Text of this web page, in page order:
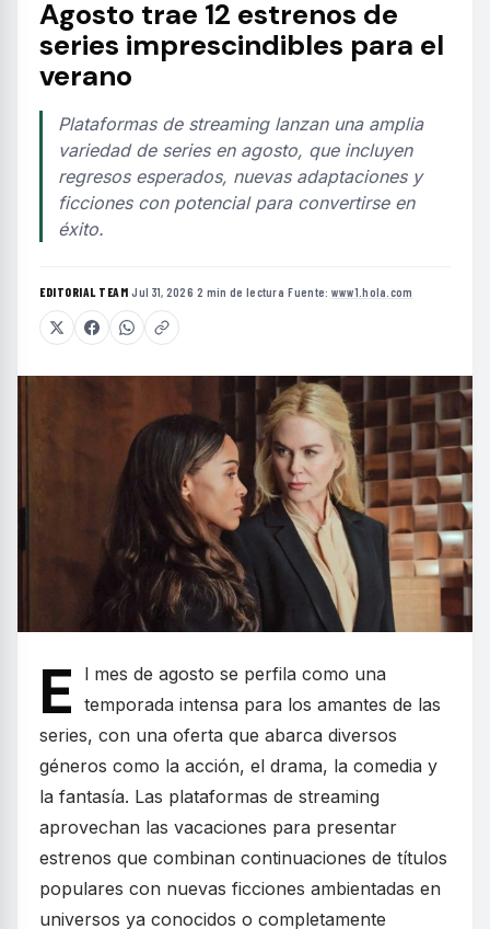
Agosto trae 12 estrenos de
series imprescindibles para el
verano
Plataformas de streaming lanzan una amplia
variedad de series en agosto, que incluyen
regresos esperados, nuevas adaptaciones y
ficciones con potencial para convertirse en
éxito.
EDITORIAL TEAM·Jul 31, 2026·2 min de lectura·Fuente: www1.hola.com
E
l mes de agosto se perfila como una
temporada intensa para los amantes de las
series, con una oferta que abarca diversos
géneros como la acción, el drama, la comedia y
la fantasía. Las plataformas de streaming
aprovechan las vacaciones para presentar
estrenos que combinan continuaciones de títulos
populares con nuevas ficciones ambientadas en
universos ya conocidos o completamente